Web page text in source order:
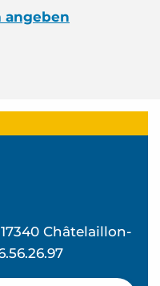
angeben
Châtelaillon-